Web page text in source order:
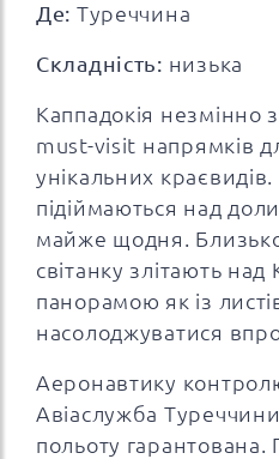
Де: Туреччина
Складність: низька
Каппадокія незмінно
must-visit напрямків
унікальних краєвидів.
підіймаються над
майже щодня.
світанку злітають
панорамою як із
насолоджуватися
Аеронавтику
Авіаслужба
польоту